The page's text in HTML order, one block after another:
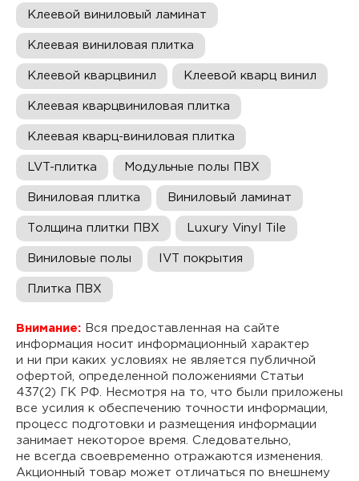
Клеевой виниловый ламинат
Клеевая виниловая плитка
Клеевой кварцвинил Клеевой кварц винил
Клеевая кварцвиниловая плитка
Клеевая кварц-виниловая плитка
LVT-плитка Модульные полы ПВХ
Виниловая плитка Виниловый ламинат
Толщина плитки ПВХ Luxury Vinyl Tile
Виниловые полы IVT покрытия
Плитка ПВХ
Внимание: Вся предоставленная на сайте
информация носит информационный характер
и ни при каких условиях не является публичной
офертой, определенной положениями Статьи
437(2) ГК РФ. Несмотря на то, что были приложены
все усилия к обеспечению точности информации,
процесс подготовки и размещения информации
занимает некоторое время. Следовательно,
не всегда своевременно отражаются изменения.
Акционный товар может отличаться по внешнему